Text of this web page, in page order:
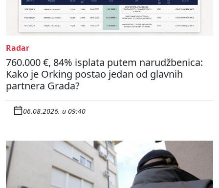
Radar
760.000 €, 84% isplata putem narudžbenica:
Kako je Orking postao jedan od glavnih
partnera Grada?
06.08.2026. u 09:40